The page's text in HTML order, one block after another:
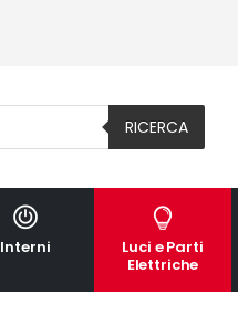
RICERCA
Interni
Luci e Parti
Elettriche